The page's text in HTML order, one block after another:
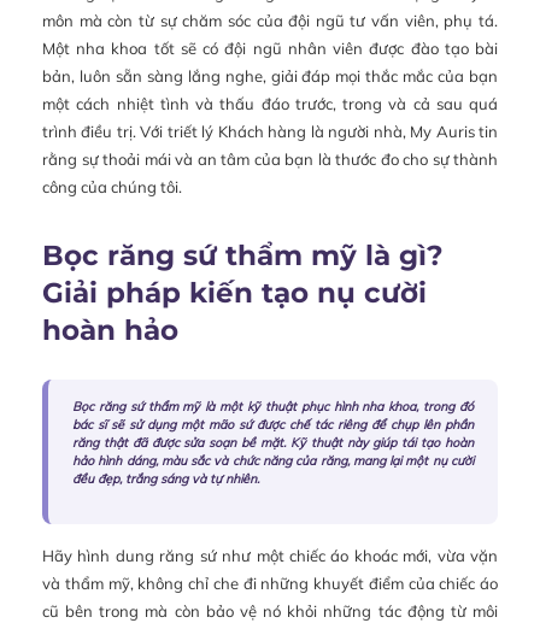
môn mà còn từ sự chăm sóc của đội ngũ tư vấn viên, phụ tá.
Một nha khoa tốt sẽ có đội ngũ nhân viên được đào tạo bài
bản, luôn sẵn sàng lắng nghe, giải đáp mọi thắc mắc của bạn
một cách nhiệt tình và thấu đáo trước, trong và cả sau quá
trình điều trị. Với triết lý Khách hàng là người nhà, My Auris tin
rằng sự thoải mái và an tâm của bạn là thước đo cho sự thành
công của chúng tôi.
Bọc răng sứ thẩm mỹ là gì?
Giải pháp kiến tạo nụ cười
hoàn hảo
Bọc răng sứ thẩm mỹ là một kỹ thuật phục hình nha khoa, trong đó
bác sĩ sẽ sử dụng một mão sứ được chế tác riêng để chụp lên phần
răng thật đã được sửa soạn bề mặt. Kỹ thuật này giúp tái tạo hoàn
hảo hình dáng, màu sắc và chức năng của răng, mang lại một nụ cười
đều đẹp, trắng sáng và tự nhiên.
Hãy hình dung răng sứ như một chiếc áo khoác mới, vừa vặn
và thẩm mỹ, không chỉ che đi những khuyết điểm của chiếc áo
cũ bên trong mà còn bảo vệ nó khỏi những tác động từ môi